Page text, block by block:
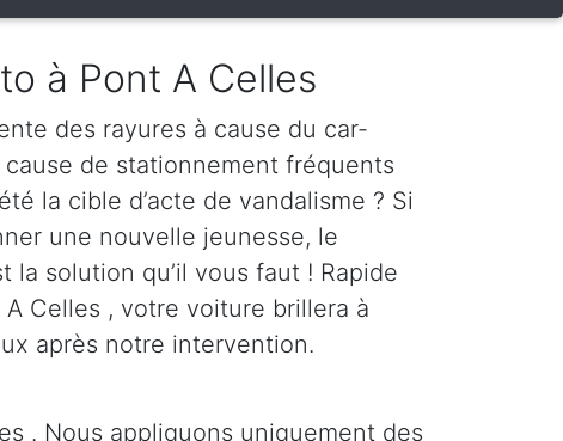
à Pont A Celles
des rayures à cause du car-
cause de stationnement fréquents
la cible d’acte de vandalisme ? Si
une nouvelle jeunesse, le
la solution qu’il vous faut ! Rapide
Celles , votre voiture brillera à
après notre intervention.
. Nous appliquons uniquement des